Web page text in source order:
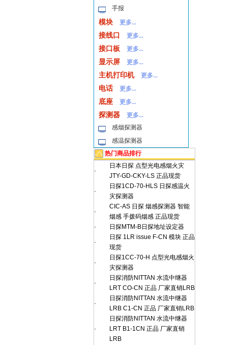
手报
模块 更多...
接线口 更多...
接口板 更多...
显示屏 更多...
主机打印机 更多...
电话 更多...
底座 更多...
探测器
更多...
感烟探测器
感温探测器
热门商品排行
·
日本日探 点型光电感烟火灾
JTY-GD-CKY-LS 正品现货
·
日探1CD-70-HLS 日探感温火
灾探测器
·
CIC-AS 日探 烟感探测器 智能
烟感 手拨码烟感 正品现货
·
日探MTM-B日探地址设定器
·
日探 1LR issue F-CN 模块 正品
现货
·
日探1CC-70-H 点型光电感烟火
灾探测器
·
日探消防NITTAN 水流中继器
LRT CO-CN 正品 厂家直销LRB
·
日探消防NITTAN 水流中继器
LRB C1-CN 正品 厂家直销LRB
·
日探消防NITTAN 水流中继器
LRT B1-1CN 正品 厂家直销
LRB